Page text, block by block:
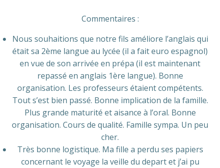
Commentaires :
Nous souhaitions que notre fils améliore l’anglais qui
était sa 2ème langue au lycée (il a fait euro espagnol)
en vue de son arrivée en prépa (il est maintenant
repassé en anglais 1ère langue). Bonne
organisation. Les professeurs étaient compétents.
Tout s’est bien passé. Bonne implication de la famille.
Plus grande maturité et aisance à l’oral. Bonne
organisation. Cours de qualité. Famille sympa. Un peu
cher.
Très bonne logistique. Ma fille a perdu ses papiers
concernant le voyage la veille du depart et jʼai pu